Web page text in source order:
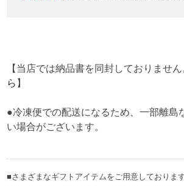
【当店では納品書を同封しておりませ
ら 】
●冷凍便での配送になるため、一部離島
い場合がございます。
■さまざまなギフトアイテムをご用意しております